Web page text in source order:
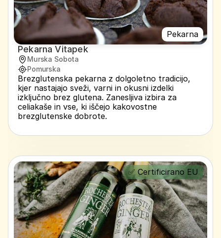
Pekarna
Pekarna Vitapek
Murska Sobota
Pomurska
Brezglutenska pekarna z dolgoletno tradicijo,
kjer nastajajo sveži, varni in okusni izdelki
izključno brez glutena. Zanesljiva izbira za
celiakaše in vse, ki iščejo kakovostne
brezglutenske dobrote.
✅ Certificirano EU